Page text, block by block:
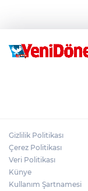
Gizlilik Politikası
Çerez Politikası
Veri Politikası
Künye
Kullanım Şartnamesi